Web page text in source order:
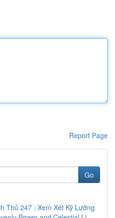
Report Page
Go
Thủ 247 : Xem Xét Kỹ Lưỡng